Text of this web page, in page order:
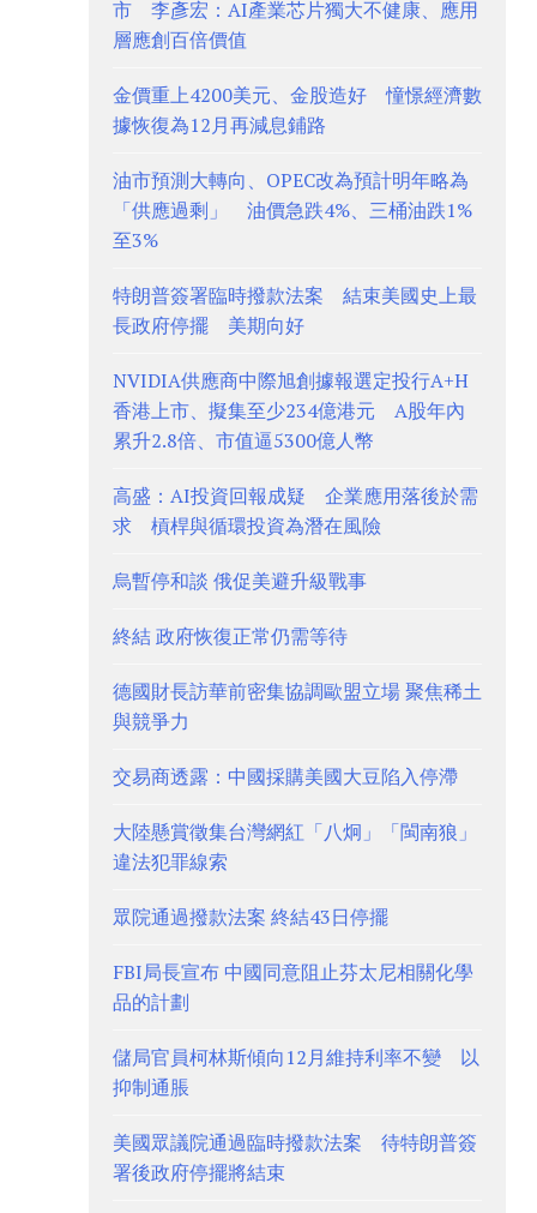
市 李彥宏：AI產業芯片獨大不健康、應用
層應創百倍價值
金價重上4200美元、金股造好 憧憬經濟數
據恢復為12月再減息鋪路
油市預測大轉向、OPEC改為預計明年略為
「供應過剩」 油價急跌4%、三桶油跌1%
至3%
特朗普簽署臨時撥款法案 結束美國史上最
長政府停擺 美期向好
NVIDIA供應商中際旭創據報選定投行A+H
香港上市、擬集至少234億港元 A股年內
累升2.8倍、市值逼5300億人幣
高盛：AI投資回報成疑 企業應用落後於需
求 槓桿與循環投資為潛在風險
烏暫停和談 俄促美避升級戰事
終結 政府恢復正常仍需等待
德國財長訪華前密集協調歐盟立場 聚焦稀土
與競爭力
交易商透露：中國採購美國大豆陷入停滯
大陸懸賞徵集台灣網紅「八炯」「閩南狼」
違法犯罪線索
眾院通過撥款法案 終結43日停擺
FBI局長宣布 中國同意阻止芬太尼相關化學
品的計劃
儲局官員柯林斯傾向12月維持利率不變 以
抑制通脹
美國眾議院通過臨時撥款法案 待特朗普簽
署後政府停擺將結束